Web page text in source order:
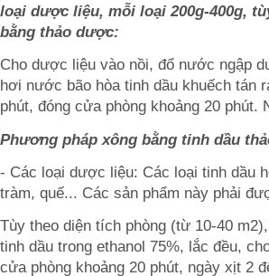
loại dược liệu, mỗi loại 200g-400g,
bằng thảo dược:
Cho dược liệu vào nồi, đổ nước ngập
hơi nước bão hòa tinh dầu khuếch tán
phút, đóng cửa phòng khoảng 20 phút.
Phương pháp xông bằng tinh dầu
- Các loại dược liệu: Các loại tinh dầu
tràm, quế... Các sản phẩm này phải
Tùy theo diện tích phòng (từ 10-40
tinh dầu trong ethanol 75%, lắc đều,
cửa phòng khoảng 20 phút, ngày xịt 2